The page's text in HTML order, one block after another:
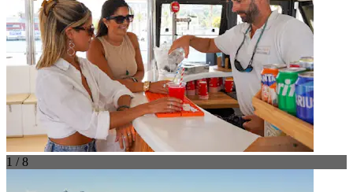
1 / 8